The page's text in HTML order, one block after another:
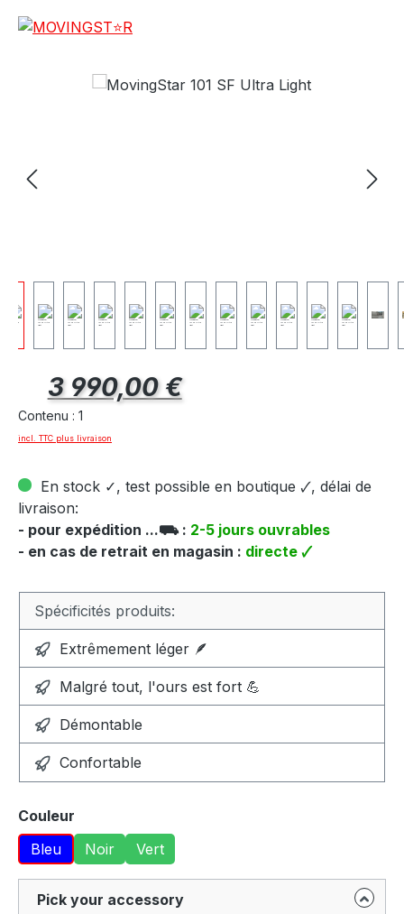
Prix régulier :
3 990,00 €
Contenu : 1
incl. TTC plus livraison
En stock ✓, test possible en boutique 🗸, délai de
livraison:
- pour expédition ...⛟ : 2-5 jours ouvrables
- en cas de retrait en magasin : directe 🗸
Spécificités produits:
Extrêmement léger 🪶
Malgré tout, l'ours est fort 💪
Démontable
Confortable
Sélectionnez
Couleur
Bleu
Noir Vert
Pick your accessory